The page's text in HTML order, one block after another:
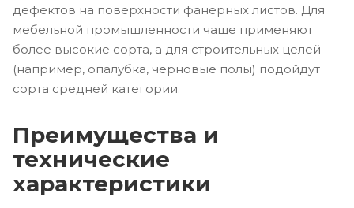
дефектов на поверхности фанерных листов. Для
мебельной промышленности чаще применяют
более высокие сорта, а для строительных целей
(например, опалубка, черновые полы) подойдут
сорта средней категории.
Преимущества и
технические
характеристики